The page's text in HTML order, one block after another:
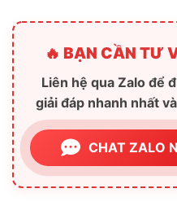
🔥 BẠN CẦN TƯ
Liên hệ qua Zalo để
giải đáp nhanh nhất
CHAT ZALO